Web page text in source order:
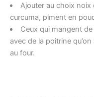
Ajouter au choix noix
curcuma, piment en
Ceux qui mangent
avec de la poitrine
au four.